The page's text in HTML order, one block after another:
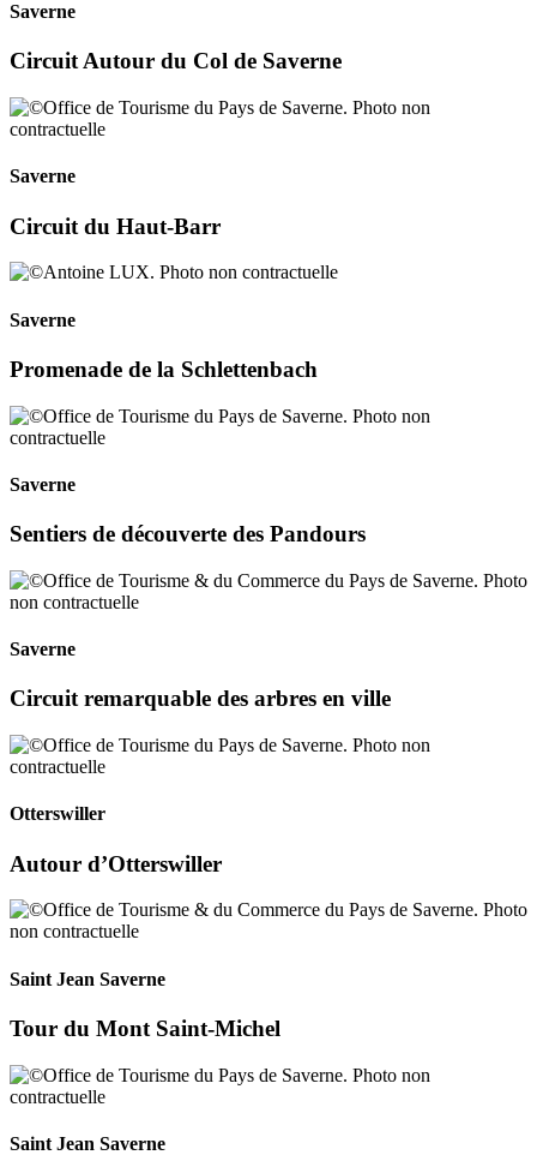
Saverne
Circuit Autour du Col de Saverne
Saverne
Circuit du Haut-Barr
Saverne
Promenade de la Schlettenbach
Saverne
Sentiers de découverte des Pandours
Saverne
Circuit remarquable des arbres en ville
Otterswiller
Autour d’Otterswiller
Saint Jean Saverne
Tour du Mont Saint-Michel
Saint Jean Saverne